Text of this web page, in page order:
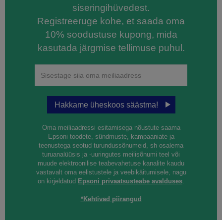
siseringihüvedest.
Registreeruge kohe, et saada oma
10% soodustuse kupong, mida
kasutada järgmise tellimuse puhul.
Hakkame üheskoos säästma!
Oma meiliaadressi esitamisega nõustute saama
Epsoni toodete, sündmuste, kampaaniate ja
teenustega seotud turundussõnumeid, sh osalema
turuanalüüsis ja -uuringutes meilisõnumi teel või
muude elektroonilise teabevahetuse kanalite kaudu
vastavalt oma eelistustele ja veebikäitumisele, nagu
on kirjeldatud Epsoni privaatsusteabe avalduses
*Kehtivad piirangud